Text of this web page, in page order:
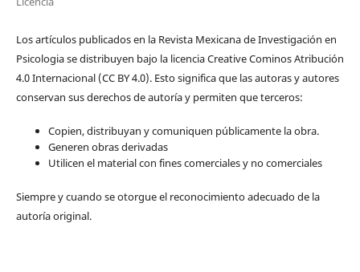
Los artículos publicados en la Revista Mexicana de Investigación en
Psicologia se distribuyen bajo la licencia Creative Cominos Atribución
4.0 Internacional (CC BY 4.0). Esto significa que las autoras y autores
conservan sus derechos de autoría y permiten que terceros:
Copien, distribuyan y comuniquen públicamente la obra.
Generen obras derivadas
Utilicen el material con fines comerciales y no comerciales
Siempre y cuando se otorgue el reconocimiento adecuado de la
autoría original.